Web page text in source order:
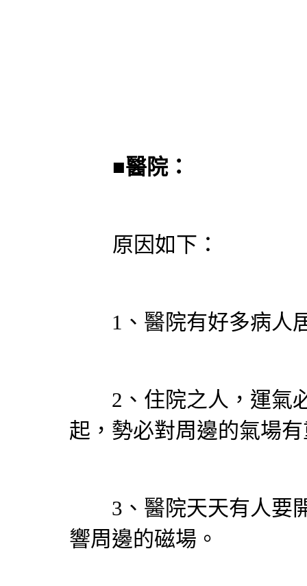
■醫院：
原因如下：
1、醫院有好多病人
2、住院之人，運氣必
起，勢必對周邊的氣場
3、醫院天天有人要開
響周邊的磁場。